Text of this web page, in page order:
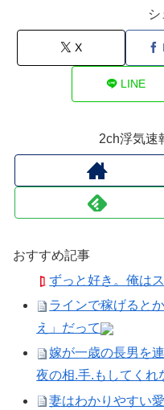
シ
X
LINE
2ch浮気速
おすすめ記事
ずっと好き。俺は
ラインで稼げると
え」だって
嫁が一歳の長男を
夜の相.手.もしてくれ
妻はわかりやすい